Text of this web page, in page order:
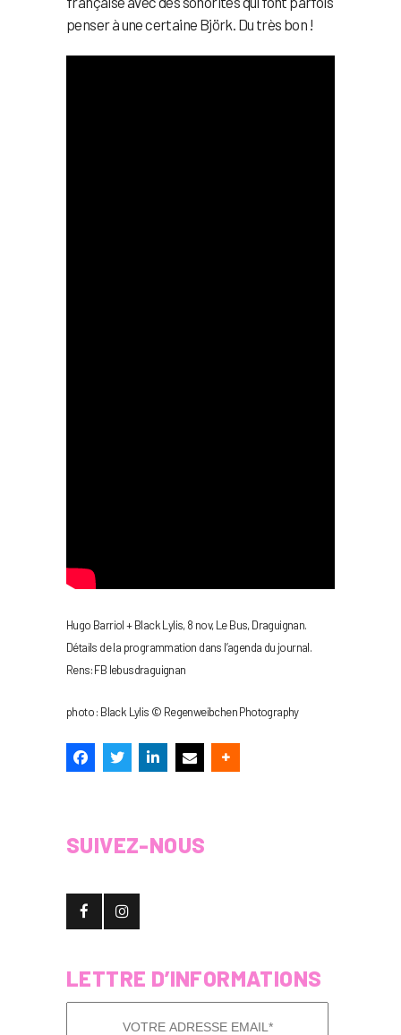
penser à une certaine Björk. Du très bon !
Hugo Barriol + Black Lylis, 8 nov, Le Bus, Draguignan.
Détails de la programmation dans l’agenda du journal.
Rens: FB lebusdraguignan
photo : Black Lylis © Regenweibchen Photography
SUIVEZ-NOUS
LETTRE D’INFORMATIONS